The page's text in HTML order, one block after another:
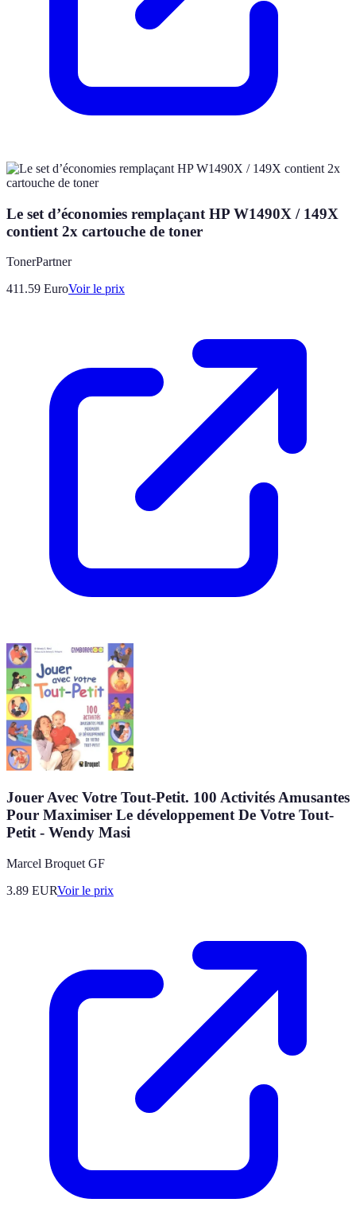
Le set d’économies remplaçant HP W1490X / 149X
contient 2x cartouche de toner
TonerPartner
411.59 EuroVoir le prix
Jouer Avec Votre Tout-Petit. 100 Activités Amusantes
Pour Maximiser Le développement De Votre Tout-
Petit - Wendy Masi
Marcel Broquet GF
3.89 EURVoir le prix